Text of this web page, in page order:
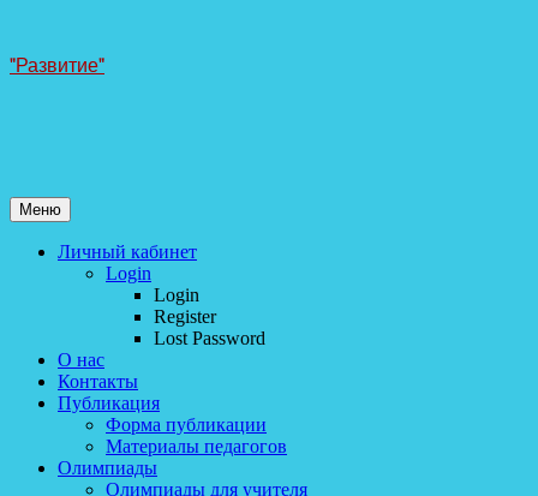
Перейти
"Развитие"
Меню
Личный кабинет
Login
Login
Register
Lost Password
О нас
Контакты
Публикация
Форма публикации
Материалы педагогов
Олимпиады
Олимпиады для учителя